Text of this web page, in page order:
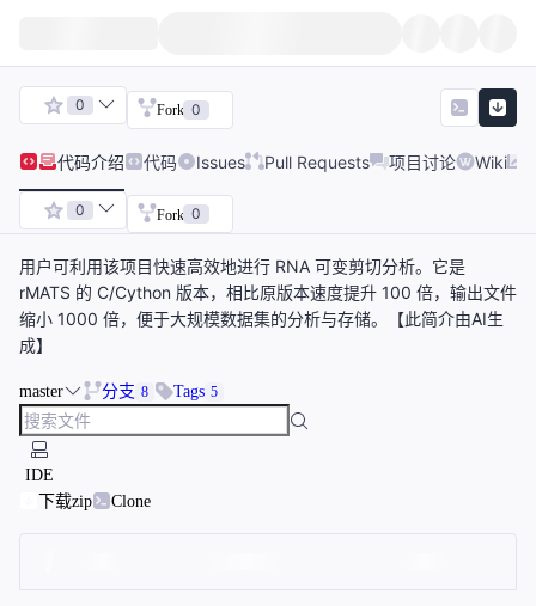
0 Fork 0
代码介绍 代码 Issues Pull Requests 项目讨论 Wiki
0 Fork 0
用户可利用该项目快速高效地进行 RNA 可变剪切分析。它是
rMATS 的 C/Cython 版本，相比原版本速度提升 100 倍，输出文件
缩小 1000 倍，便于大规模数据集的分析与存储。【此简介由AI生
成】
master 分支 8 Tags 5
IDE
下载zip
Clone